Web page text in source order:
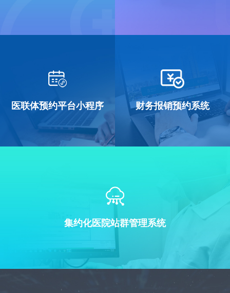
医联体预约平台小程序 财务报销预约系统
集约化医院站群管理系统